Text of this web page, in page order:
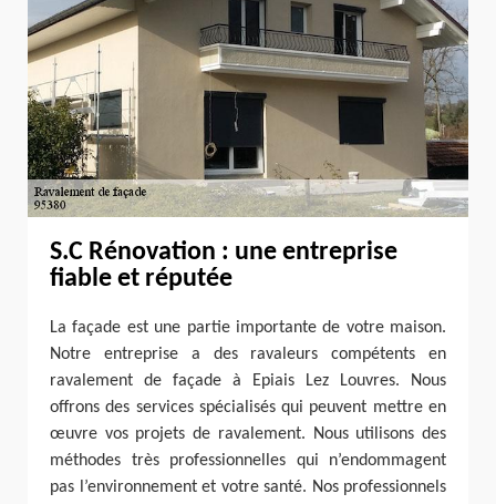
S.C Rénovation : une entreprise
fiable et réputée
La façade est une partie importante de votre maison.
Notre entreprise a des ravaleurs compétents en
ravalement de façade à Epiais Lez Louvres. Nous
offrons des services spécialisés qui peuvent mettre en
œuvre vos projets de ravalement. Nous utilisons des
méthodes très professionnelles qui n’endommagent
pas l’environnement et votre santé. Nos professionnels